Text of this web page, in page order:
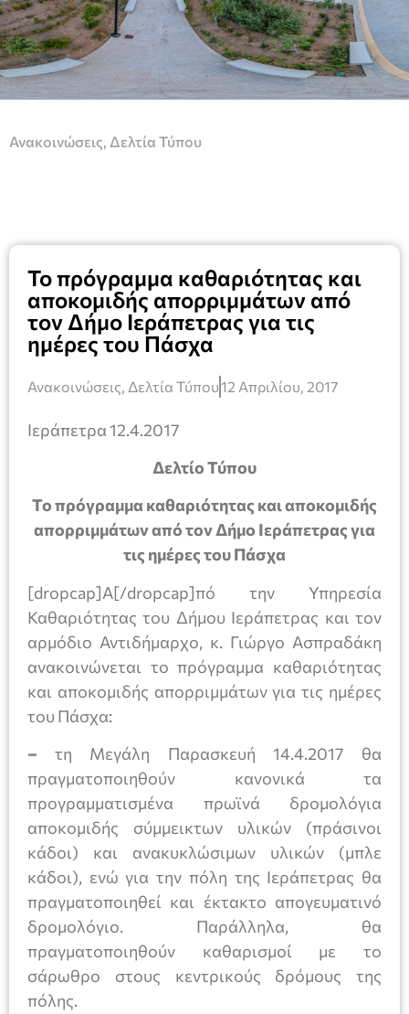
Ανακοινώσεις Δελτία Τύπου
To πρόγραμμα καθαριότητας και
αποκομιδής απορριμμάτων από
τον Δήμο Ιεράπετρας για τις
ημέρες του Πάσχα
Ανακοινώσεις Δελτία Τύπου12 Απριλίου, 2017
Ιεράπετρα 12.4.2017
Δελτίο Τύπου
Toπρόγραμμα καθαριότητας και αποκομιδής
απορριμμάτων από τον Δήμο Ιεράπετρας για
τις ημέρες του Πάσχα
[dropcap]Α[/dropcap]πό την Υπηρεσία
Καθαριότητας του Δήμου Ιεράπετρας και τον
αρμόδιο Αντιδήμαρχο, κ. Γιώργο Ασπραδάκη
ανακοινώνεται το πρόγραμμα καθαριότητας
και αποκομιδής απορριμμάτων για τις ημέρες
του Πάσχα:
– τη Μεγάλη Παρασκευή 14.4.2017 θα
πραγματοποιηθούν κανονικά τα
προγραμματισμένα πρωϊνά δρομολόγια
αποκομιδής σύμμεικτων υλικών (πράσινοι
κάδοι) και ανακυκλώσιμων υλικών (μπλε
κάδοι), ενώ για την πόλη της Ιεράπετρας θα
πραγματοποιηθεί και έκτακτο απογευματινό
δρομολόγιο. Παράλληλα, θα
πραγματοποιηθούν καθαρισμοί με το
σάρωθρο στους κεντρικούς δρόμους της
πόλης.